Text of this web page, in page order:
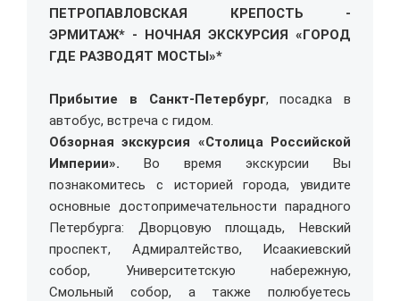
ПЕТРОПАВЛОВСКАЯ КРЕПОСТЬ -
ЭРМИТАЖ* - НОЧНАЯ ЭКСКУРСИЯ «ГОРОД
ГДЕ РАЗВОДЯТ МОСТЫ»*
Прибытие в Санкт-Петербург, посадка в
автобус, встреча с гидом.
Обзорная экскурсия «Столица Российской
Империи». Во время экскурсии Вы
познакомитесь с историей города, увидите
основные достопримечательности парадного
Петербурга: Дворцовую площадь, Невский
проспект, Адмиралтейство, Исаакиевский
собор, Университетскую набережную,
Смольный собор, а также полюбуетесь